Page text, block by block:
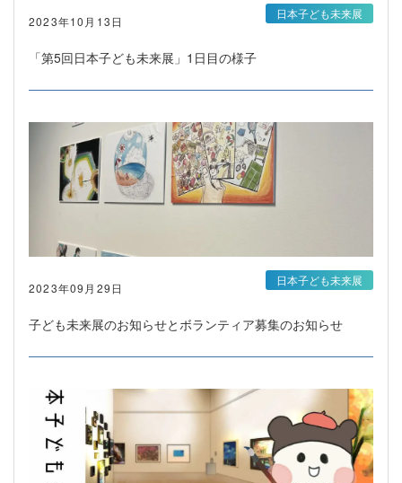
2023年10月13日
「第5回日本子ども未来展」1日目の様子
日本子ども未来展
2023年09月29日
子ども未来展のお知らせとボランティア募集のお知らせ
日本子ども未来展